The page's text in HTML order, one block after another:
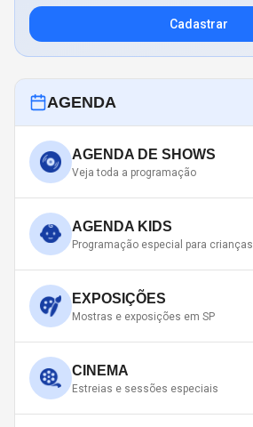
Cadastrar
AGENDA
AGENDA DE SHOWS
Veja toda a programação
AGENDA KIDS
Programação especial para crianças
EXPOSIÇÕES
Mostras e exposições em SP
CINEMA
Estreias e sessões especiais